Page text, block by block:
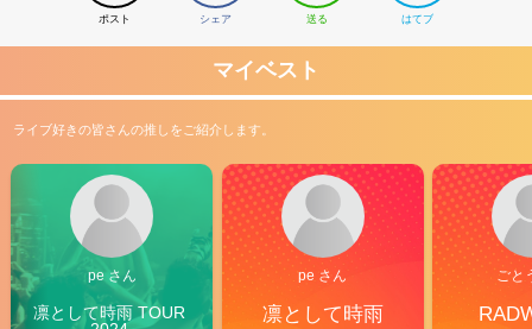
ポスト シェア 送る はてブ
マイベスト
ライブ好きの皆さんの推しをご紹介します。
pe さん
凛として時雨 TOUR
pe さん
凛として時雨
ごと